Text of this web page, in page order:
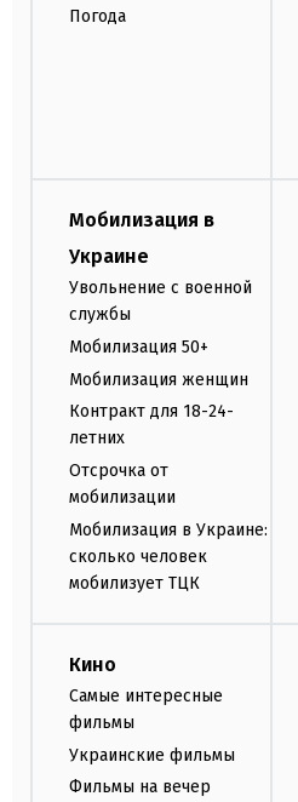
Погода
Мобилизация в
Украине
Увольнение с военной
службы
Мобилизация 50+
Мобилизация женщин
Контракт для 18-24-
летних
Отсрочка от
мобилизации
Мобилизация в Украине:
сколько человек
мобилизует ТЦК
Кино
Самые интересные
фильмы
Украинские фильмы
Фильмы на вечер